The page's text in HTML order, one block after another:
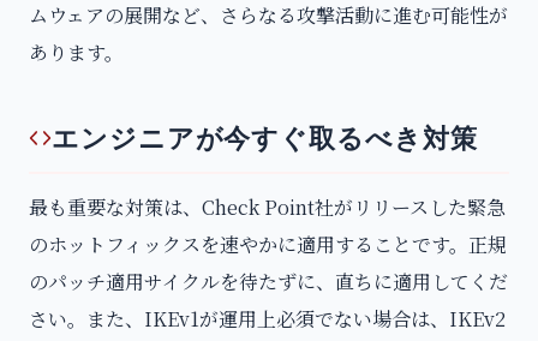
ムウェアの展開など、さらなる攻撃活動に進む可能性が
あります。
エンジニアが今すぐ取るべき対策
最も重要な対策は、Check Point社がリリースした緊急
のホットフィックスを速やかに適用することです。正規
のパッチ適用サイクルを待たずに、直ちに適用してくだ
さい。また、IKEv1が運用上必須でない場合は、IKEv2